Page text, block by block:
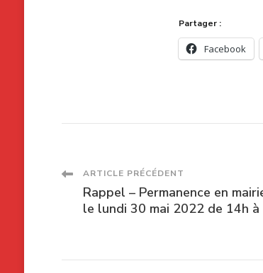
Partager :
Facebook
Navigation
des
articles
ARTICLE PRÉCÉDENT
Rappel – Permanence en
le lundi 30 mai 2022 de 14h à